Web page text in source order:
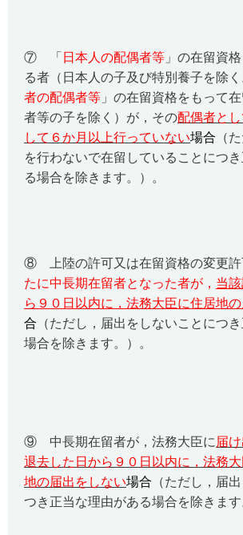
⑦ 「 日本人の配偶者等 」の在留資
る者（日本人の子及び特別養子を除く
者の配偶者等 」の在留資格をもって
者等の子を除く）が，その配偶者と
して６か月以上行っていない場合 （
を行わないで在留していることにつ
る場合を除きます。）。
⑧ 上陸の許可又は在留資格の変更許
たに中長期在留者となった者が， 当
ら９０日以内に，法務大臣に住居地
合 （ただし，届出をしないことにつ
場合を除きます。）。
⑨ 中長期在留者が，法務大臣に 届
退去した日から９０日以内に，法務
地の届出をしない場合 （ただし，届
つき正当な理由がある場合を除きます